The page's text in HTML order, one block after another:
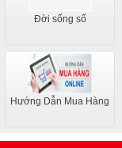
Đời sống số
Hướng Dẫn Mua Hàng